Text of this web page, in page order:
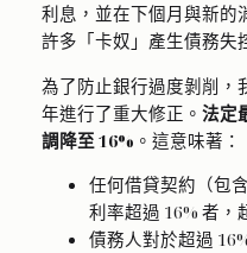
利息，並在下個月與新的
許多「卡奴」產生債務失
為了防止銀行過度剝削，
年進行了重大修正。 法定
調降至 16% 。這意味著：
任何借貸契約（包
利率超過 16% 者，
債務人對於超過